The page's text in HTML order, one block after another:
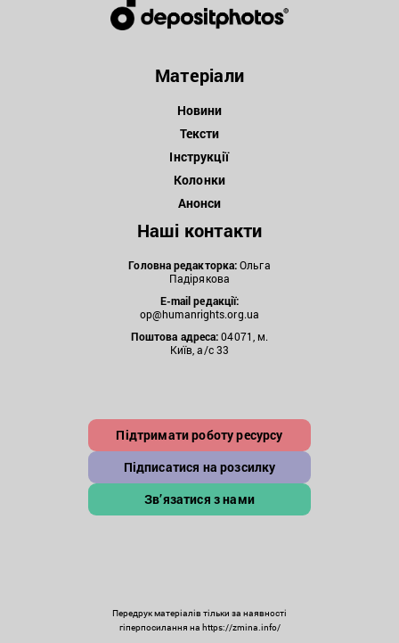
Матеріали
Новини
Тексти
Інструкції
Колонки
Анонси
Наші контакти
Головна редакторка:Ольга
Падірякова
E-mail редакції:
op@humanrights.org.ua
Поштова адреса:04071, м.
Київ, а/с 33
Підтримати роботу ресурсу
Підписатися на розсилку
Зв’язатися з нами
Передрук матеріалів тільки за наявності
гіперпосилання на https://zmina.info/